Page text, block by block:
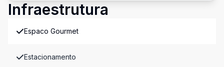
Infraestrutura
Espaco Gourmet
Estacionamento